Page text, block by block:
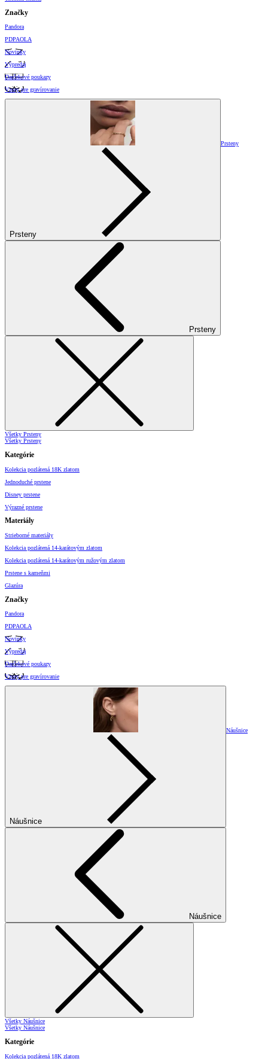
Značky
Pandora
PDPAOLA
Novinky
Výpredaj
Darčekové poukazy
Vzory pre gravírovanie
Prsteny
Prsteny
Prsteny
Všetky Prsteny
Všetky Prsteny
Kategórie
Kolekcia pozlátená 18K zlatom
Jednoduché prstene
Disney prstene
Výrazné prstene
Materiály
Strieborné materiály
Kolekcia pozlátená 14-karátovým zlatom
Kolekcia pozlátená 14-karátovým ružovým zlatom
Prstene s kameňmi
Glazúra
Značky
Pandora
PDPAOLA
Novinky
Výpredaj
Darčekové poukazy
Vzory pre gravírovanie
Náušnice
Náušnice
Náušnice
Všetky Náušnice
Všetky Náušnice
Kategórie
Kolekcia pozlátená 18K zlatom